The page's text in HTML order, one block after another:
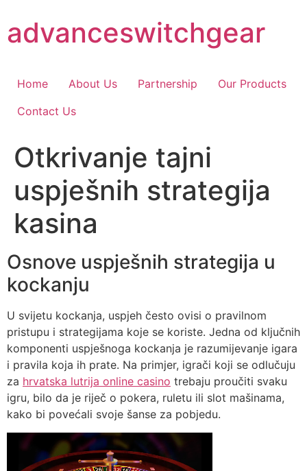
content
advanceswitchgear
Home About Us Partnership
Our Products
Contact Us
Otkrivanje tajni
uspješnih strategija
kasina
Osnove uspješnih strategija u
kockanju
U svijetu kockanja, uspjeh često ovisi o pravilnom
pristupu i strategijama koje se koriste. Jedna od ključnih
komponenti uspješnoga kockanja je razumijevanje igara
i pravila koja ih prate. Na primjer, igrači koji se odlučuju
za hrvatska lutrija online casino trebaju proučiti svaku
igru, bilo da je riječ o pokera, ruletu ili slot mašinama,
kako bi povećali svoje šanse za pobjedu.